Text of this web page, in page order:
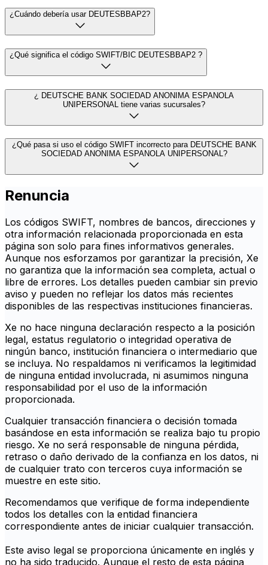
¿Cuándo debería usar DEUTESBBAP2?
¿Qué significa el código SWIFT/BIC DEUTESBBAP2 ?
¿ DEUTSCHE BANK SOCIEDAD ANONIMA ESPANOLA
UNIPERSONAL tiene varias sucursales?
¿Qué pasa si uso el código SWIFT incorrecto para DEUTSCHE BANK
SOCIEDAD ANONIMA ESPANOLA UNIPERSONAL?
Renuncia
Los códigos SWIFT, nombres de bancos, direcciones y
otra información relacionada proporcionada en esta
página son solo para fines informativos generales.
Aunque nos esforzamos por garantizar la precisión, Xe
no garantiza que la información sea completa, actual o
libre de errores. Los detalles pueden cambiar sin previo
aviso y pueden no reflejar los datos más recientes
disponibles de las respectivas instituciones financieras.
Xe no hace ninguna declaración respecto a la posición
legal, estatus regulatorio o integridad operativa de
ningún banco, institución financiera o intermediario que
se incluya. No respaldamos ni verificamos la legitimidad
de ninguna entidad involucrada, ni asumimos ninguna
responsabilidad por el uso de la información
proporcionada.
Cualquier transacción financiera o decisión tomada
basándose en esta información se realiza bajo tu propio
riesgo. Xe no será responsable de ninguna pérdida,
retraso o daño derivado de la confianza en los datos, ni
de cualquier trato con terceros cuya información se
muestre en este sitio.
Recomendamos que verifique de forma independiente
todos los detalles con la entidad financiera
correspondiente antes de iniciar cualquier transacción.
Este aviso legal se proporciona únicamente en inglés y
no ha sido traducido. Aunque el resto de esta página